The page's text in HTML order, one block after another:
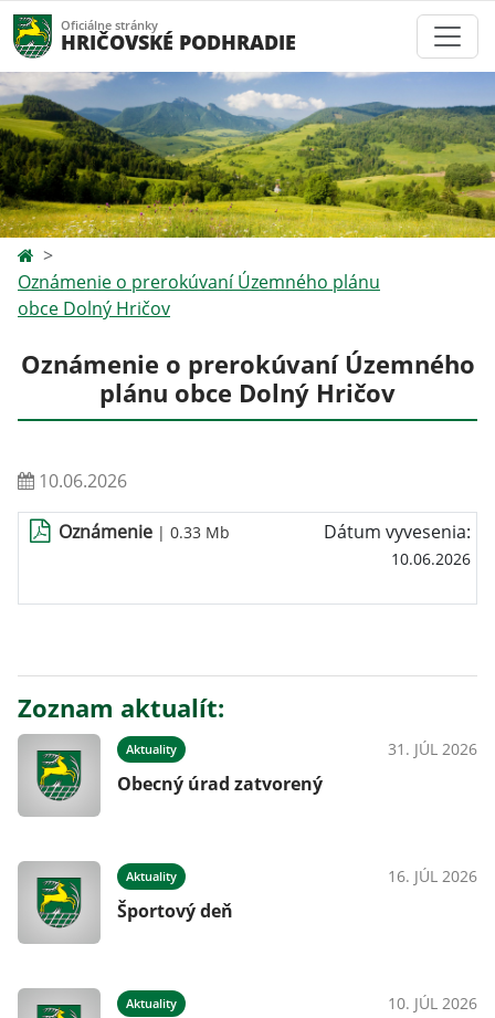
Oficiálne stránky
HRIČOVSKÉ PODHRADIE
Oznámenie o prerokúvaní Územného plánu
obce Dolný Hričov
Oznámenie o prerokúvaní Územného
plánu obce Dolný Hričov
10.06.2026
Oznámenie | 0.33 Mb Dátum vyvesenia:
10.06.2026
Zoznam aktualít:
Aktuality 31. JÚL 2026
Obecný úrad zatvorený
Aktuality 16. JÚL 2026
Športový deň
Aktuality 10. JÚL 2026